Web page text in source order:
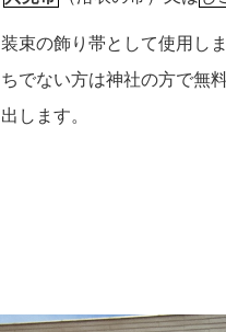
装束の飾り帯として使用し
ちでない方は神社の方で無
出します。